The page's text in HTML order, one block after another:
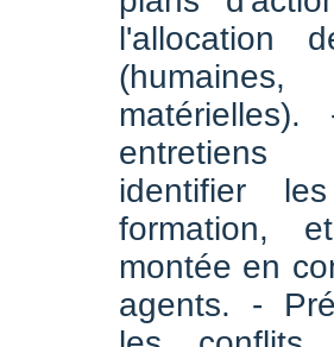
l'allocation
entretiens
identifier
formation,
montée en
agents. -